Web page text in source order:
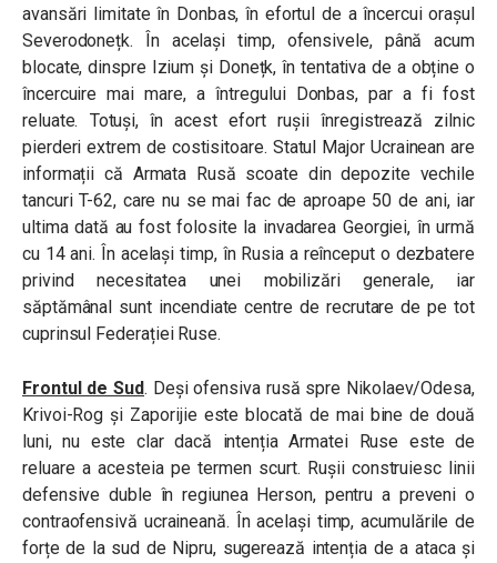
avansări limitate în Donbas, în efortul de a încercui orașul
Severodonețk. În același timp, ofensivele, până acum
blocate, dinspre Izium și Donețk, în tentativa de a obține o
încercuire mai mare, a întregului Donbas, par a fi fost
reluate. Totuși, în acest efort rușii înregistrează zilnic
pierderi extrem de costisitoare. Statul Major Ucrainean are
informații că Armata Rusă scoate din depozite vechile
tancuri T-62, care nu se mai fac de aproape 50 de ani, iar
ultima dată au fost folosite la invadarea Georgiei, în urmă
cu 14 ani. În același timp, în Rusia a reînceput o dezbatere
privind necesitatea unei mobilizări generale, iar
săptămânal sunt incendiate centre de recrutare de pe tot
cuprinsul Federației Ruse.
Frontul de Sud. Deși ofensiva rusă spre Nikolaev/Odesa,
Krivoi-Rog și Zaporijie este blocată de mai bine de două
luni, nu este clar dacă intenția Armatei Ruse este de
reluare a acesteia pe termen scurt. Rușii construiesc linii
defensive duble în regiunea Herson, pentru a preveni o
contraofensivă ucraineană. În același timp, acumulările de
forțe de la sud de Nipru, sugerează intenția de a ataca și